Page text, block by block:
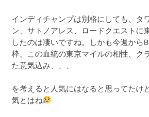
インディチャンプは別格にしても、タ
ン、サトノアレス、ロードクエストに
したのは凄いですね。しかも今週から
枠、この血統の東京マイルの相性、ク
た意気込み、、、
を考えると人気にはなると思ってたけ
気とはね